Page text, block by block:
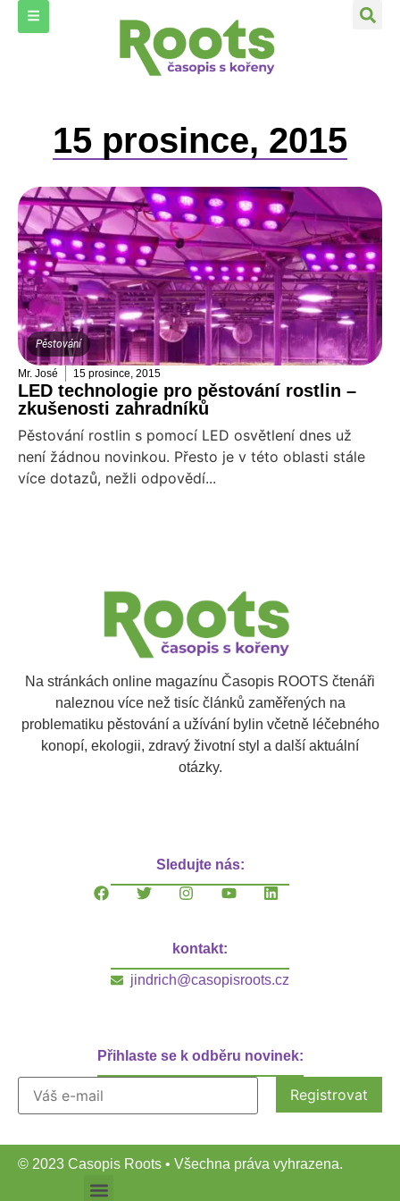
15 prosince, 2015
Pěstování
Mr. José 15 prosince, 2015
LED technologie pro pěstování rostlin –
zkušenosti zahradníků
Pěstování rostlin s pomocí LED osvětlení dnes už
není žádnou novinkou. Přesto je v této oblasti stále
více dotazů, nežli odpovědí...
Na stránkách online magazínu Časopis ROOTS čtenáři
naleznou více než tisíc článků zaměřených na
problematiku pěstování a užívání bylin včetně léčebného
konopí, ekologii, zdravý životní styl a další aktuální
otázky.
Sledujte nás:
kontakt:
jindrich@casopisroots.cz
Přihlaste se k odběru novinek:
© 2023 Casopis Roots • Všechna práva vyhrazena.